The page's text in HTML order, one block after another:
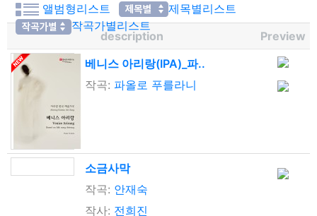
앨범형리스트
제목별리스트
작곡가별리스트
description
Preview
베니스 아리랑(IPA)_파..
작곡: 파올로 푸를라니
소금사막
작곡: 안재숙
작사: 전희진